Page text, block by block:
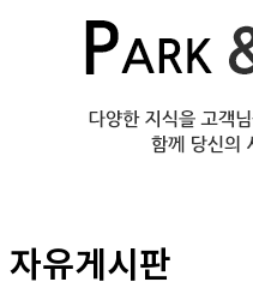
자유게시판